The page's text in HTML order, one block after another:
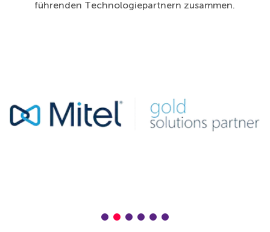
führenden Technologiepartnern zusammen.